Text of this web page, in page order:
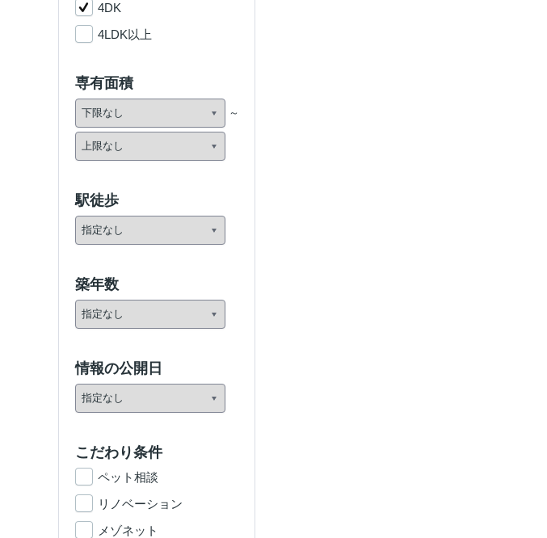
4DK
4LDK以上
専有面積
駅徒歩
築年数
情報の公開日
こだわり条件
ペット相談
リノベーション
メゾネット